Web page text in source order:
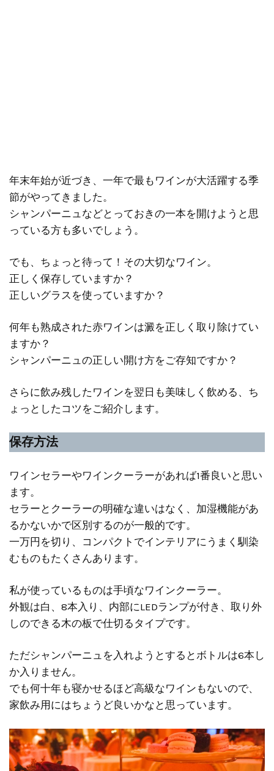
年末年始が近づき、一年で最もワインが大活躍する季
節がやってきました。
シャンパーニュなどとっておきの一本を開けようと思
っている方も多いでしょう。
でも、ちょっと待って！その大切なワイン。
正しく保存していますか？
正しいグラスを使っていますか？
何年も熟成された赤ワインは澱を正しく取り除けてい
ますか？
シャンパーニュの正しい開け方をご存知ですか？
さらに飲み残したワインを翌日も美味しく飲める、ち
ょっとしたコツをご紹介します。
保存方法
ワインセラーやワインクーラーがあれば1番良いと思い
ます。
セラーとクーラーの明確な違いはなく、加湿機能があ
るかないかで区別するのが一般的です。
一万円を切り、コンパクトでインテリアにうまく馴染
むものもたくさんあります。
私が使っているものは手頃なワインクーラー。
外観は白、8本入り、内部にLEDランプが付き、取り外
しのできる木の板で仕切るタイプです。
ただシャンパーニュを入れようとするとボトルは6本し
か入りません。
でも何十年も寝かせるほど高級なワインもないので、
家飲み用にはちょうど良いかなと思っています。